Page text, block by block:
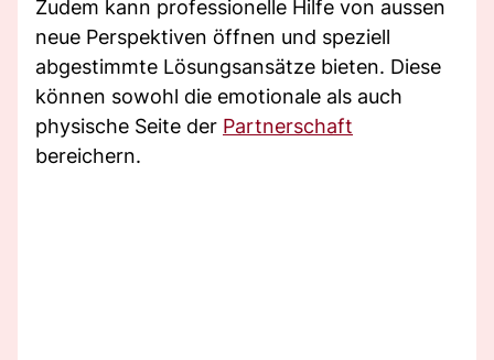
Zudem kann professionelle Hilfe von aussen
neue Perspektiven öffnen und speziell
abgestimmte Lösungsansätze bieten. Diese
können sowohl die emotionale als auch
physische Seite der Partnerschaft
bereichern.